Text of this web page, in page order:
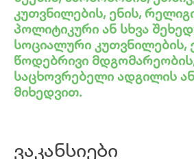
კუთვნილების, ენის,
პოლიტიკური ან სხვა
სოციალური კუთვნილების,
წოდებრივი
საცხოვრებელი ადგილის ან
მიხედვით.
ვაკანსიები